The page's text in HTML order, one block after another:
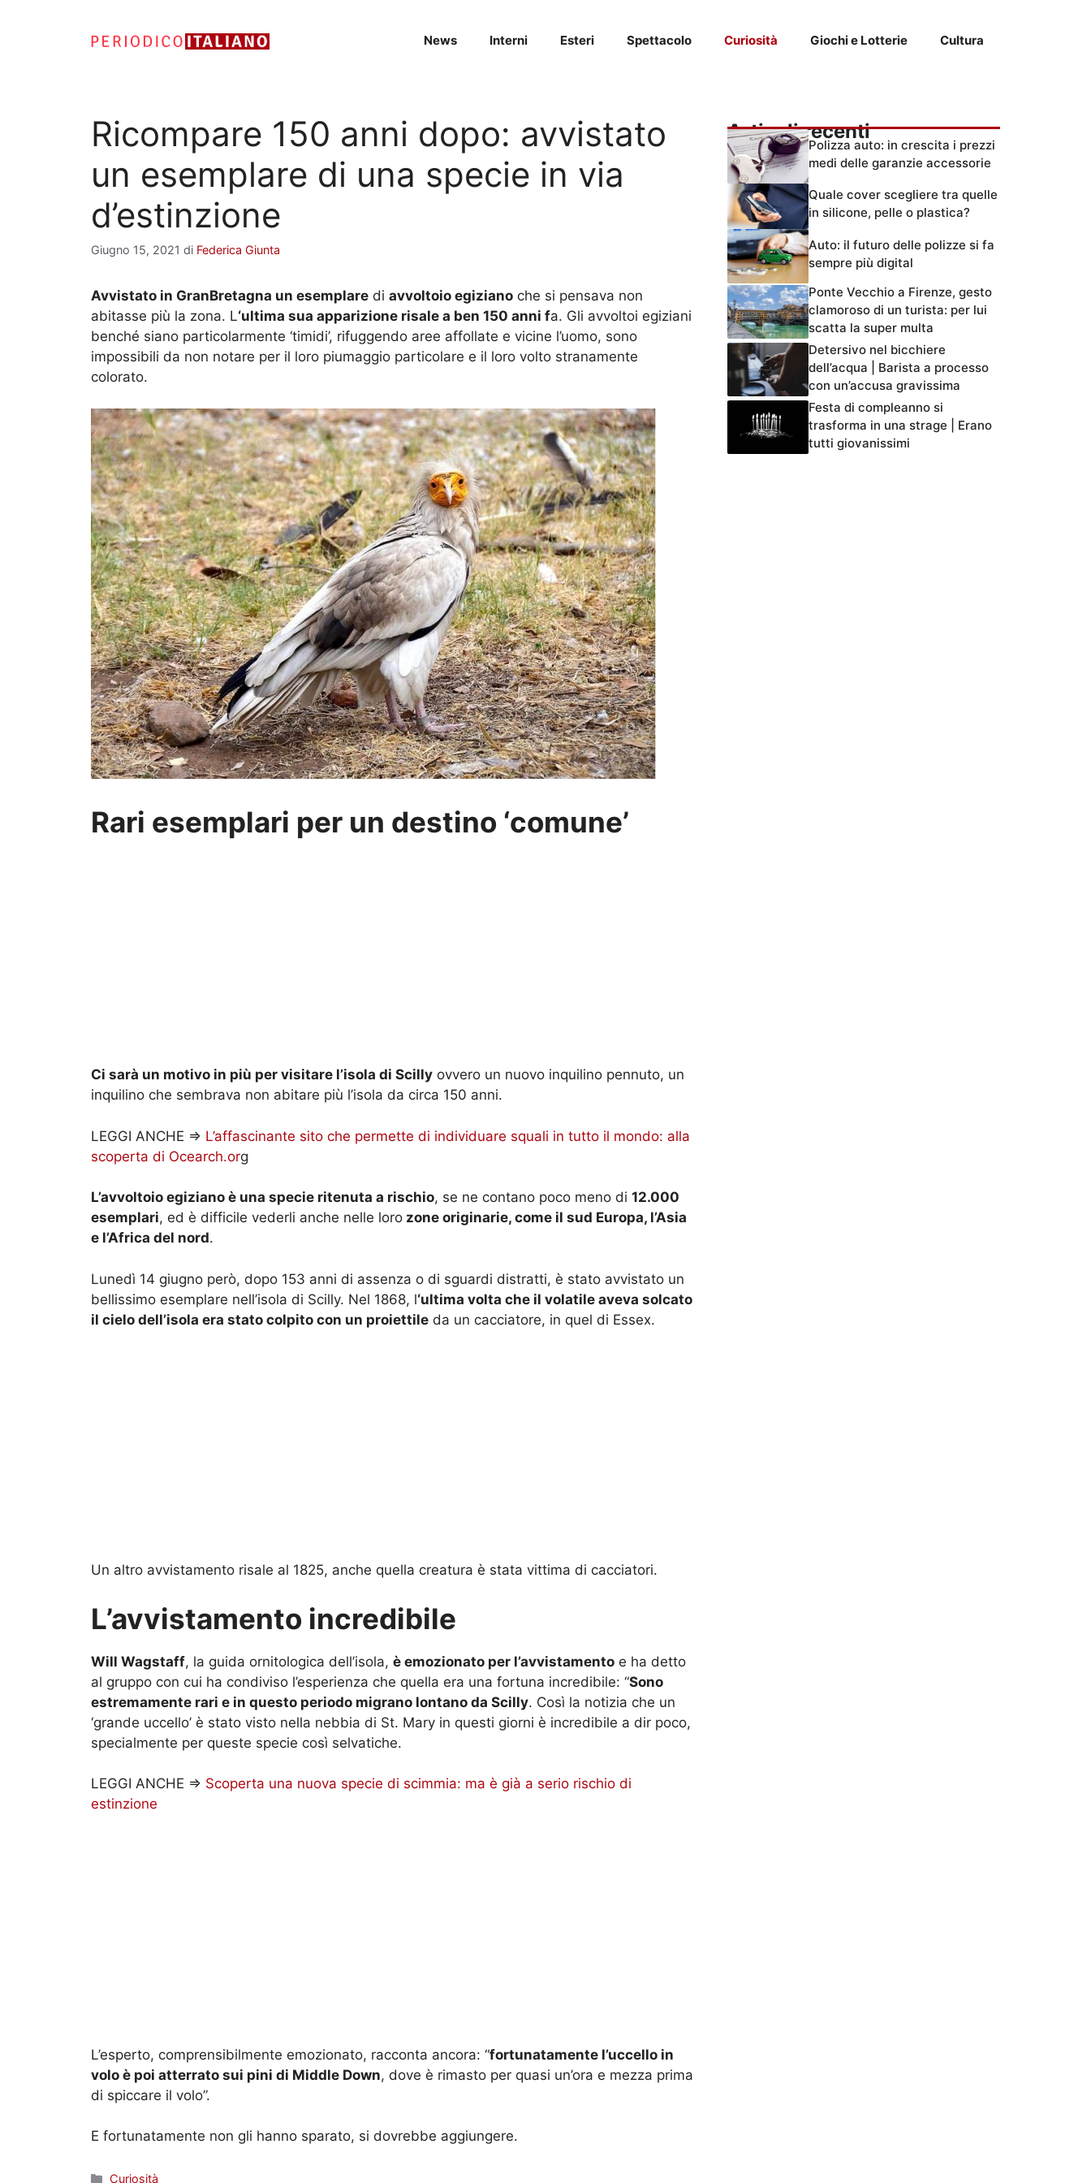
News Interni Esteri Spettacolo Curiosità Giochi e Lotterie Cultura
Ricompare 150 anni dopo: avvistato
un esemplare di una specie in via
d’estinzione
Giugno 15, 2021 di Federica Giunta
Avvistato in GranBretagna un esemplare di avvoltoio egiziano che si pensava non
abitasse più la zona. L‘ultima sua apparizione risale a ben 150 anni fa. Gli avvoltoi egiziani
benché siano particolarmente ‘timidi’, rifuggendo aree affollate e vicine l’uomo, sono
impossibili da non notare per il loro piumaggio particolare e il loro volto stranamente
colorato.
Rari esemplari per un destino ‘comune’
Ci sarà un motivo in più per visitare l’isola di Scilly ovvero un nuovo inquilino pennuto, un
inquilino che sembrava non abitare più l’isola da circa 150 anni.
LEGGI ANCHE => L’affascinante sito che permette di individuare squali in tutto il mondo: alla
scoperta di Ocearch.org
L’avvoltoio egiziano è una specie ritenuta a rischio, se ne contano poco meno di 12.000
esemplari, ed è difficile vederli anche nelle loro zone originarie, come il sud Europa, l’Asia
e l’Africa del nord.
Lunedì 14 giugno però, dopo 153 anni di assenza o di sguardi distratti, è stato avvistato un
bellissimo esemplare nell’isola di Scilly. Nel 1868, l‘ultima volta che il volatile aveva solcato
il cielo dell’isola era stato colpito con un proiettile da un cacciatore, in quel di Essex.
Un altro avvistamento risale al 1825, anche quella creatura è stata vittima di cacciatori.
L’avvistamento incredibile
Will Wagstaff, la guida ornitologica dell’isola, è emozionato per l’avvistamento e ha detto
al gruppo con cui ha condiviso l’esperienza che quella era una fortuna incredibile: “Sono
estremamente rari e in questo periodo migrano lontano da Scilly. Così la notizia che un
‘grande uccello’ è stato visto nella nebbia di St. Mary in questi giorni è incredibile a dir poco,
specialmente per queste specie così selvatiche.
LEGGI ANCHE => Scoperta una nuova specie di scimmia: ma è già a serio rischio di
estinzione
L’esperto, comprensibilmente emozionato, racconta ancora: “fortunatamente l’uccello in
volo è poi atterrato sui pini di Middle Down, dove è rimasto per quasi un’ora e mezza prima
di spiccare il volo”.
E fortunatamente non gli hanno sparato, si dovrebbe aggiungere.
Categorie
Curiosità
Articoli recenti
Polizza auto: in crescita i prezzi
medi delle garanzie accessorie
Quale cover scegliere tra quelle
in silicone, pelle o plastica?
Auto: il futuro delle polizze si fa
sempre più digital
Ponte Vecchio a Firenze, gesto
clamoroso di un turista: per lui
scatta la super multa
Detersivo nel bicchiere
dell’acqua | Barista a processo
con un’accusa gravissima
Festa di compleanno si
trasforma in una strage | Erano
tutti giovanissimi